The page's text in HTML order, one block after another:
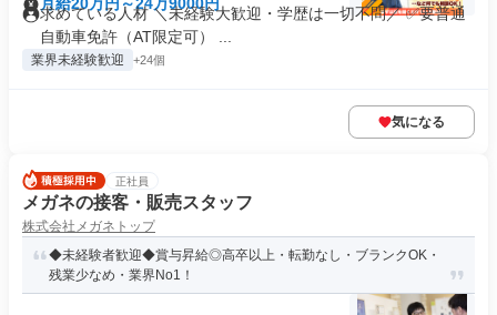
求めている人材 ＼未経験大歓迎・学歴は一切不問／ ✅要普通
自動車免許（AT限定可） ...
業界未経験歓迎 +24個
気になる
正社員
メガネの接客・販売スタッフ
株式会社メガネトップ
◆未経験者歓迎◆賞与昇給◎高卒以上・転勤なし・ブランクOK・
残業少なめ・業界No1！